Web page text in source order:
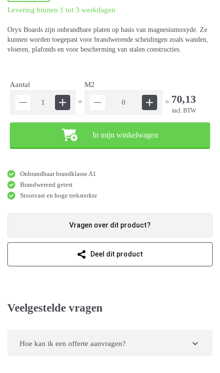
Levering binnen 1 tot 3 werkdagen
Oryx Boards zijn onbrandbare platen op basis van magnesiumoxyde. Ze
kunnen worden toegepast voor brandwerende scheidingen zoals wanden,
vloeren, plafonds en voor bescherming van stalen constructies.
Aantal
=
M2
= 70,13
incl. BTW
In mijn winkelwagen
Onbrandbaar brandklasse A1
Brandwerend getest
Stootvast en hoge treksterkte
Vragen over dit product?
Deel dit product
Veelgestelde vragen
Hoe kan ik een offerte aanvragen?